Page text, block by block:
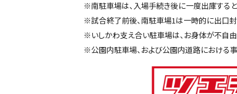
※南駐車場は、入場手続き後に一度出庫する
※試合終了前後、南駐車場1は一時的に出口封
※いしかわ支え合い駐車場は、お身体が不自
※公園内駐車場、および公園内道路における